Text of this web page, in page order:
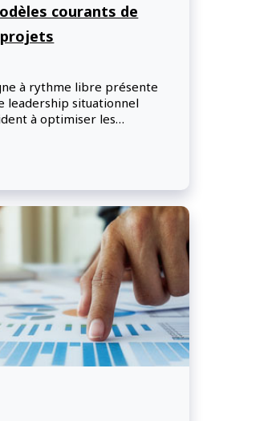
courants de
à rythme libre présente
leadership situationnel
à optimiser les